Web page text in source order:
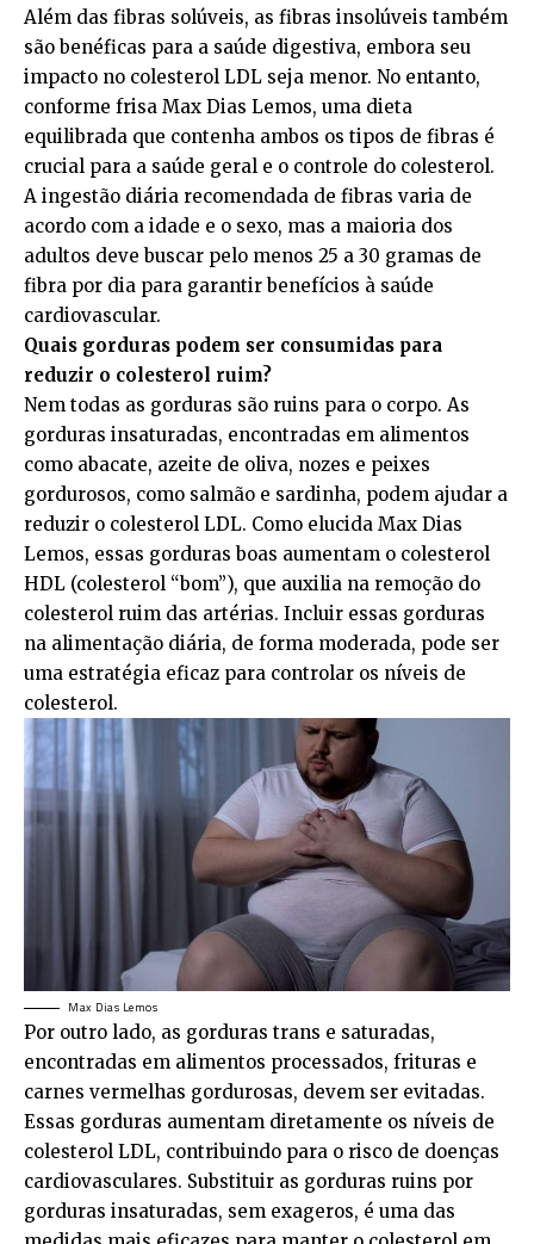
Além das fibras solúveis, as fibras insolúveis também
são benéficas para a saúde digestiva, embora seu
impacto no colesterol LDL seja menor. No entanto,
conforme frisa Max Dias Lemos, uma dieta
equilibrada que contenha ambos os tipos de fibras é
crucial para a saúde geral e o controle do colesterol.
A ingestão diária recomendada de fibras varia de
acordo com a idade e o sexo, mas a maioria dos
adultos deve buscar pelo menos 25 a 30 gramas de
fibra por dia para garantir benefícios à saúde
cardiovascular.
Quais gorduras podem ser consumidas para
reduzir o colesterol ruim?
Nem todas as gorduras são ruins para o corpo. As
gorduras insaturadas, encontradas em alimentos
como abacate, azeite de oliva, nozes e peixes
gordurosos, como salmão e sardinha, podem ajudar a
reduzir o colesterol LDL. Como elucida Max Dias
Lemos, essas gorduras boas aumentam o colesterol
HDL (colesterol “bom”), que auxilia na remoção do
colesterol ruim das artérias. Incluir essas gorduras
na alimentação diária, de forma moderada, pode ser
uma estratégia eficaz para controlar os níveis de
colesterol.
Max Dias Lemos
Por outro lado, as gorduras trans e saturadas,
encontradas em alimentos processados, frituras e
carnes vermelhas gordurosas, devem ser evitadas.
Essas gorduras aumentam diretamente os níveis de
colesterol LDL, contribuindo para o risco de doenças
cardiovasculares. Substituir as gorduras ruins por
gorduras insaturadas, sem exageros, é uma das